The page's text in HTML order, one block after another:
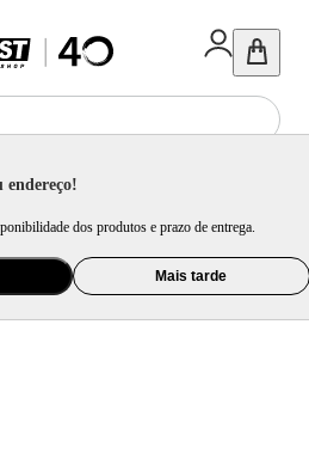
endereço!
dos produtos e prazo de entrega.
Mais tarde